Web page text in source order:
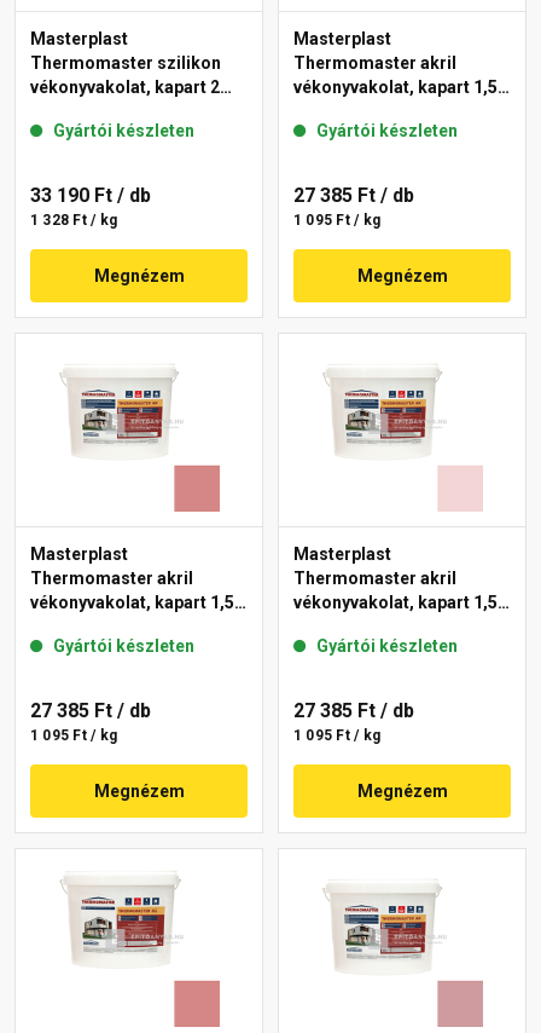
Masterplast
Thermomaster szilikon
vékonyvakolat, kapart 2
Gyártói készleten
33 190 Ft / db
1 328 Ft / kg
Megnézem
Masterplast
Thermomaster akril
vékonyvakolat, kapart 1,5
Gyártói készleten
27 385 Ft / db
1 095 Ft / kg
Megnézem
Masterplast
Thermomaster akril
vékonyvakolat, kapart 1,5
Gyártói készleten
27 385 Ft / db
1 095 Ft / kg
Megnézem
Masterplast
Thermomaster akril
vékonyvakolat, kapart 1,5
Gyártói készleten
27 385 Ft / db
1 095 Ft / kg
Megnézem